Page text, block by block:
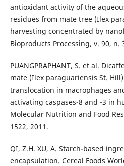
antioxidant activity of the
residues from mate tree (Ilex
harvesting concentrated by
Bioproducts Processing, v. 90, n.
PUANGPRAPHANT, S. et al.
mate (Ilex paraguariensis St.
translocation in macrophages
activating caspases-8 and -3 in
Molecular Nutrition and Food
1522, 2011.
QI, Z.H. XU, A. Starch-based
encapsulation. Cereal Foods